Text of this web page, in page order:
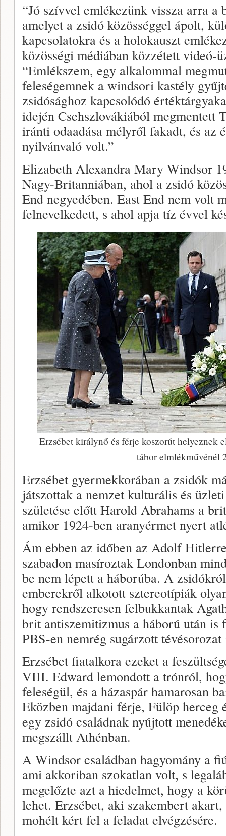
“Jó szívvel emlékezünk vissza arra a
amelyet a zsidó közösséggel ápolt,
kapcsolatokra és a holokauszt
közösségi médiában közzétett videó-
“Emlékszem, egy alkalommal
feleségemnek a windsori kastély
zsidósághoz kapcsolódó
idején Csehszlovákiából megmentett
iránti odaadása mélyről fakadt, és az
nyilvánvaló volt.”
Elizabeth Alexandra Mary Windsor
Nagy-Britanniában, ahol a zsidó
End negyedében. East End nem volt
felnevelkedett, s ahol apja tíz évvel
Erzsébet királynő és férje koszorút helyeznek
tábor elmlékművénél
Erzsébet gyermekkorában a zsidók
játszottak a nemzet kulturális és
születése előtt Harold Abrahams a
amikor 1924-ben aranyérmet nyert
Ám ebben az időben az Adolf
szabadon masíroztak Londonban
be nem lépett a háborúba. A
emberekről alkotott sztereotípiák
hogy rendszeresen felbukkantak
brit antiszemitizmus a háború után is
PBS-en nemrég sugárzott
Erzsébet fiatalkora ezeket a
VIII. Edward lemondott a trónról,
feleségül, és a házaspár hamarosan
Eközben majdani férje, Fülöp herceg
egy zsidó családnak nyújtott
megszállt Athénban.
A Windsor családban hagyomány a
ami akkoriban szokatlan volt, s
megelőzte azt a hiedelmet, hogy a
lehet. Erzsébet, aki szakembert
mohélt kért fel a feladat elvégzésére.